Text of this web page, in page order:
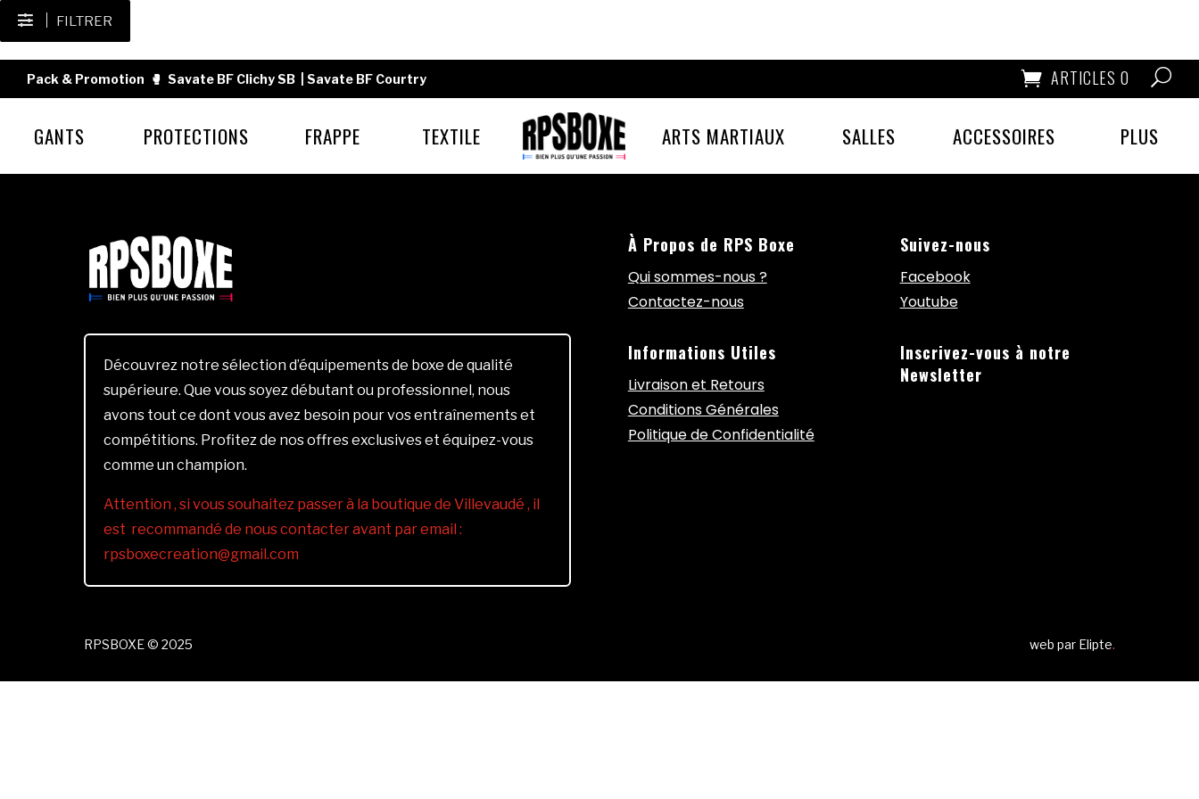
FILTRER
Pack & Promotion 🥊 Savate BF Clichy SB Savate BF Courtry ARTICLES 0
GANTS PROTECTIONS FRAPPE TEXTILE ARTS MARTIAUX SALLES ACCESSOIRES PLUS
Découvrez notre sélection d’équipements de boxe de qualité
supérieure. Que vous soyez débutant ou professionnel, nous
avons tout ce dont vous avez besoin pour vos entraînements et
compétitions. Profitez de nos offres exclusives et équipez-vous
comme un champion.
Attention , si vous souhaitez passer à la boutique de Villevaudé , il
est recommandé de nous contacter avant par email :
rpsboxecreation@gmail.com
À Propos de RPS Boxe
Qui sommes-nous ?
Contactez-nous
Informations Utiles
Livraison et Retours
Conditions Générales
Politique de Confidentialité
Suivez-nous
Facebook
Youtube
Inscrivez-vous à notre
Newsletter
RPSBOXE © 2025 web par Elipte.